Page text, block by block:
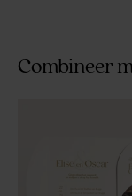
Combineer